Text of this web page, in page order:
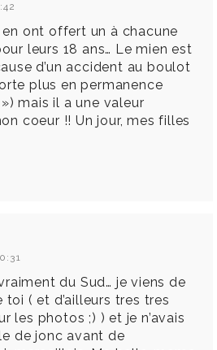
ont offert un à chacune
leurs 18 ans… Le mien est
d’un accident au boulot
plus en permanence
mais il a une valeur
coeur !! Un jour, mes filles
du Sud… je viens de
toi ( et d’ailleurs tres tres
les photos ;) ) et je n’avais
de jonc avant de